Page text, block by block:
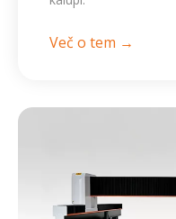
Več o tem →